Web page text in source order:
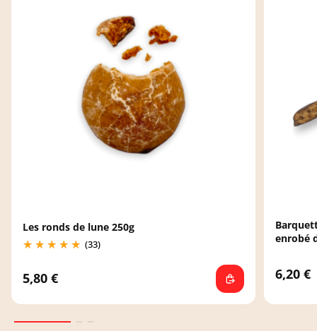
Les ronds de lune 250g
(33)
5,80 €
enrobé
6,20 €